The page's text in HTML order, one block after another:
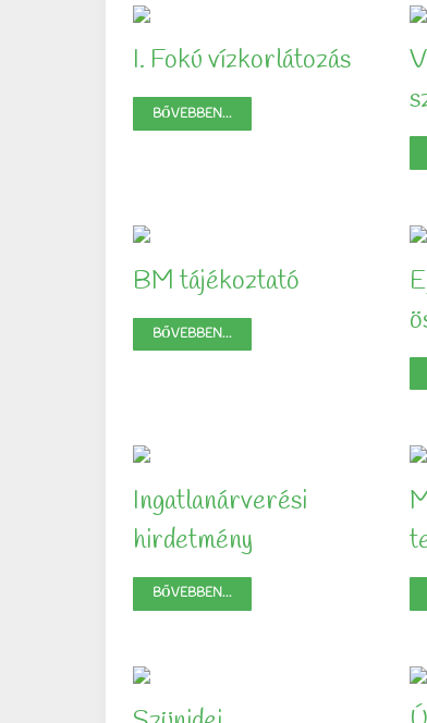
I. Fokú vízkorlátozás
BŐVEBBEN...
BM tájékoztató
BŐVEBBEN...
Ingatlanárverési
hirdetmény
BŐVEBBEN...